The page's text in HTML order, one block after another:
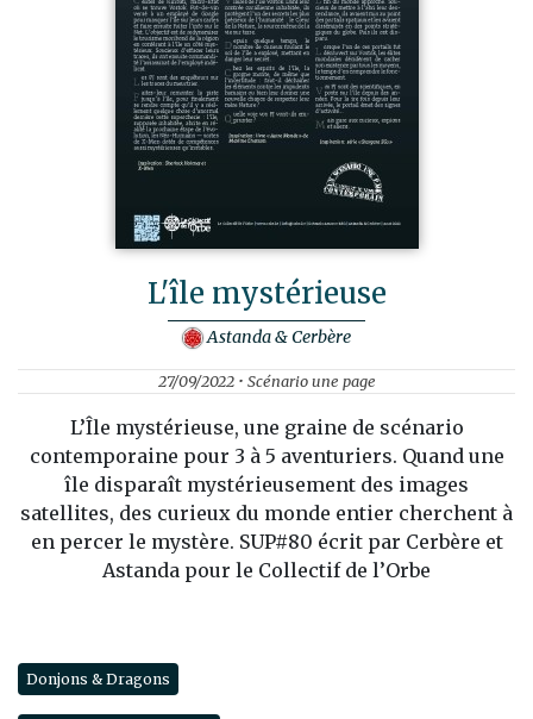
L'île mystérieuse
Astanda & Cerbère
27/09/2022 • Scénario une page
L’Île mystérieuse, une graine de scénario
contemporaine pour 3 à 5 aventuriers. Quand une
île disparaît mystérieusement des images
satellites, des curieux du monde entier cherchent à
en percer le mystère. SUP#80 écrit par Cerbère et
Astanda pour le Collectif de l’Orbe
Donjons & Dragons